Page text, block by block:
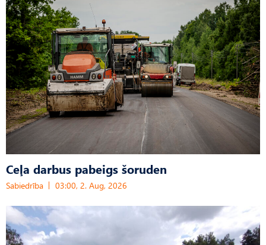
Ceļa darbus pabeigs šoruden
Sabiedrība 03:00, 2. Aug, 2026